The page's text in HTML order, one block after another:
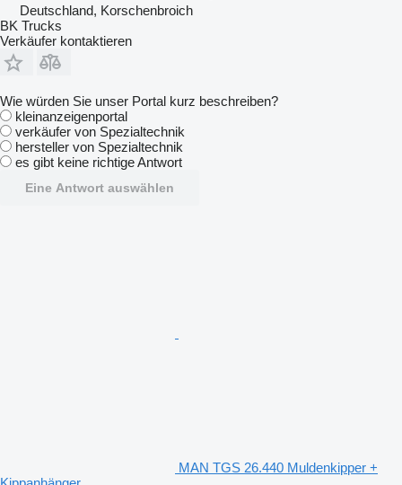
Deutschland, Korschenbroich
BK Trucks
Verkäufer kontaktieren
Wie würden Sie unser Portal kurz beschreiben?
kleinanzeigenportal
verkäufer von Spezialtechnik
hersteller von Spezialtechnik
es gibt keine richtige Antwort
Eine Antwort auswählen
MAN TGS 26.440 Muldenkipper +